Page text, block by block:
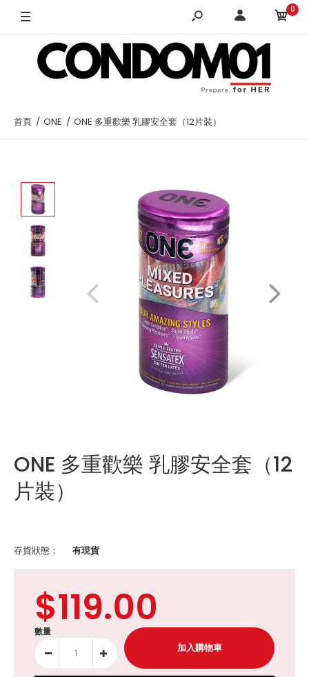
0
首頁 ONE ONE 多重歡樂 乳膠安全套（12片裝）
ONE 多重歡樂 乳膠安全套（12
片裝）
存貨狀態： 有現貨
$119.00
數量